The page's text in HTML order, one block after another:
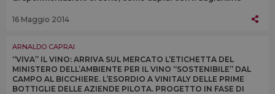
16 Maggio 2014
ARNALDO CAPRAI
“VIVA” IL VINO: ARRIVA SUL MERCATO L’ETICHETTA DEL
MINISTERO DELL’AMBIENTE PER IL VINO “SOSTENIBILE” DAL
CAMPO AL BICCHIERE. L’ESORDIO A VINITALY DELLE PRIME
BOTTIGLIE DELLE AZIENDE PILOTA. PROGETTO IN FASE DI